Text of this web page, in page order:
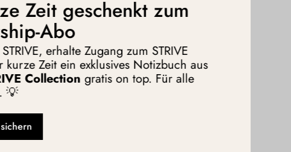
Infrastruktur, sondern am
Menschen aktiv genutzt
Zeit geschenkt zum
Abo
erhalte Zugang zum STRIVE
Zeit ein exklusives Notizbuch aus
Collection gratis on top. Für alle
💡